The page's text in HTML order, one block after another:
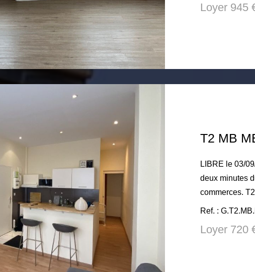
salle de bain avec
Honoraire
d'honoraires
Loyer 945
T2 MB
LIBRE le 03/09/2026 Toulouse, secteur
deux minutes
commerces. T2 meublé de 32m² en rdc rue du 10 Avril.
Composé d'un
cuisine
plaques,
sur cour et sa
Ref. :
Loyer 720